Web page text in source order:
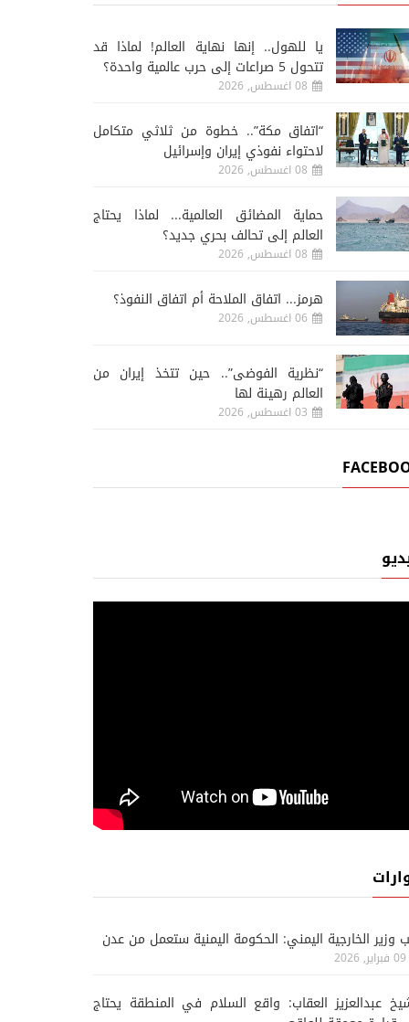
يا للهول.. إنها نهاية العالم! لماذا قد
تتحول 5 صراعات إلى حرب عالمية واحدة؟
08 اغسطس, 2026
“اتفاق مكة”.. خطوة من ثلاثي متكامل
لاحتواء نفوذي إيران وإسرائيل
08 اغسطس, 2026
حماية المضائق العالمية... لماذا يحتاج
العالم إلى تحالف بحري جديد؟
08 اغسطس, 2026
هرمز... اتفاق الملاحة أم اتفاق النفوذ؟
06 اغسطس, 2026
“نظرية الفوضى”.. حين تتخذ إيران من
العالم رهينة لها
03 اغسطس, 2026
وزير الخارجية اليمني: الحكومة اليمنية ستعمل من عدن
09 فبراير, 2026
عبدالعزيز العقاب: واقع السلام في المنطقة يحتاج